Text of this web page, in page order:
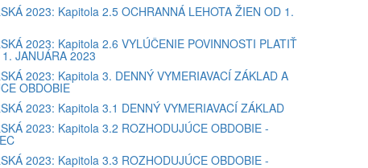
2023: Kapitola 2.5 OCHRANNÁ LEHOTA ŽIEN OD 1.
2023: Kapitola 2.6 VYLÚČENIE POVINNOSTI PLATIŤ
JANUÁRA 2023
2023: Kapitola 3. DENNÝ VYMERIAVACÍ ZÁKLAD A
OBDOBIE
2023: Kapitola 3.1 DENNÝ VYMERIAVACÍ ZÁKLAD
2023: Kapitola 3.2 ROZHODUJÚCE OBDOBIE -
2023: Kapitola 3.3 ROZHODUJÚCE OBDOBIE -